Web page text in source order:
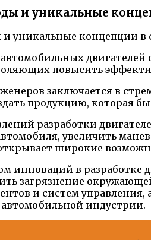
и уникальные
повысить
заключается в
продукцию, которая
разработки
увеличить
широкие
инноваций в разработке
загрязнение
и систем
индустрии.